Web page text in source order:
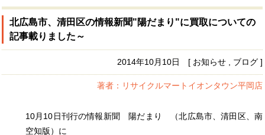
北広島市、清田区の情報新聞"陽だまり"に買取についての
記事載りました～
2014年10月10日 [ お知らせ , ブログ ]
著者：リサイクルマートイオンタウン平岡店
10月10日刊行の情報新聞 陽だまり （北広島市、清田区、南
空知版）に